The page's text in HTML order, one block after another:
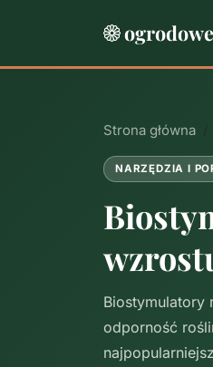
Strona główna
NARZĘDZIA I
Biostymulatory
odporność